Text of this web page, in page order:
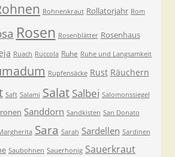
Rohnenkraut Rollatorjahr Rom
Rosen Rosenblätter Rosenhaus
Ruach Ruccola Ruhe Ruhe und Langsamkeit
Rupfensäcke Rust Räuchern
Saft Salami Salat Salbei Salomonssiegel
Sanddorn Sandkisten San Donato
Sara Sarah Sardellen Sardinen
Saubohnen Sauerhonig Sauerkraut